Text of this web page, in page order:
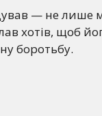
— не лише
хотів, щоб
боротьбу.